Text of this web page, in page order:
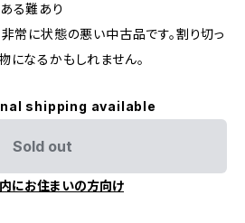
る難あり
常に状態の悪い中古品です。割り切っ
になるかもしれません。
shipping available
Sold out
にお住まいの方向け